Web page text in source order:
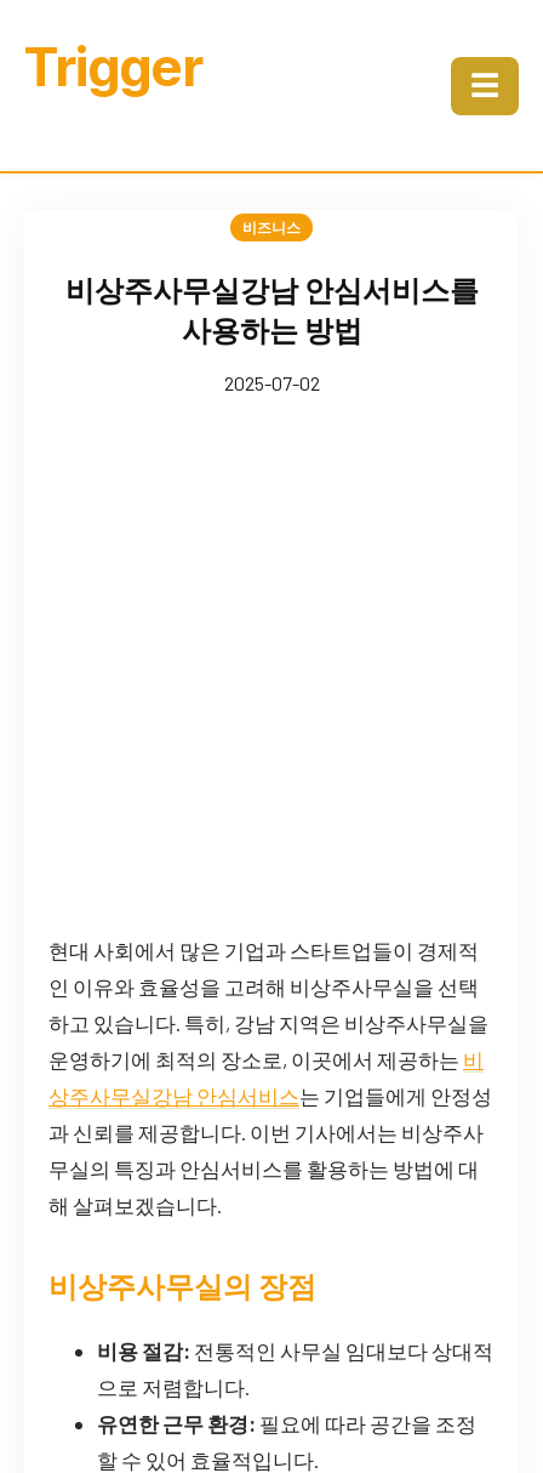
Trigger ☰
비즈니스
비상주사무실강남 안심서비스를
사용하는 방법
2025-07-02
현대 사회에서 많은 기업과 스타트업들이 경제적
인 이유와 효율성을 고려해 비상주사무실을 선택
하고 있습니다. 특히, 강남 지역은 비상주사무실을
운영하기에 최적의 장소로, 이곳에서 제공하는 비
상주사무실강남 안심서비스는 기업들에게 안정성
과 신뢰를 제공합니다. 이번 기사에서는 비상주사
무실의 특징과 안심서비스를 활용하는 방법에 대
해 살펴보겠습니다.
비상주사무실의 장점
비용 절감: 전통적인 사무실 임대보다 상대적
으로 저렴합니다.
유연한 근무 환경: 필요에 따라 공간을 조정
할 수 있어 효율적입니다.